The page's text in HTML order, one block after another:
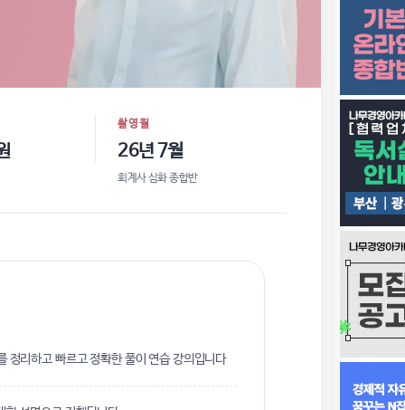
촬영월
26년 7월
회계사 심화 종합반
정리하고 빠르고 정확한 풀이 연습 강의입니다